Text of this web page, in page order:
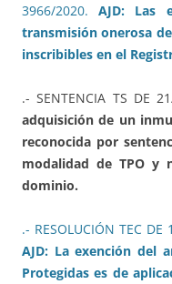
3966/2020.AJD: Las
transmisión onerosa
inscribibles en el
.- SENTENCIA TS DE
adquisición de un
reconocida por
modalidad de TPO y
dominio.
.- RESOLUCIÓN TEC
AJD: La exención del
Protegidas es de